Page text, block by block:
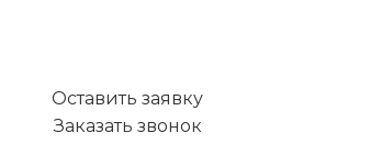
Оставить заявку
Заказать звонок